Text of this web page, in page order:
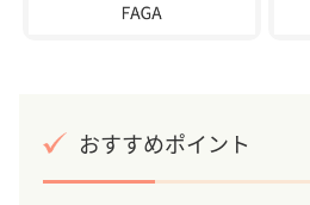
おすすめポイント